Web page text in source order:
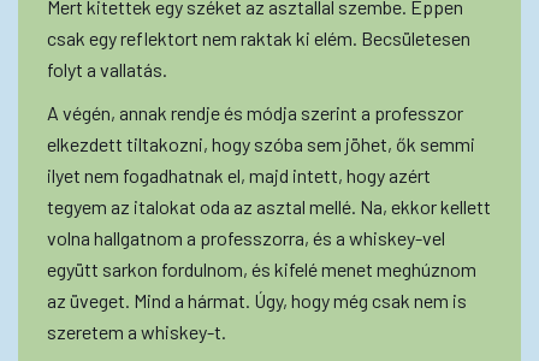
Mert kitettek egy széket az asztallal szembe. Éppen
csak egy reflektort nem raktak ki elém. Becsületesen
folyt a vallatás.
A végén, annak rendje és módja szerint a professzor
elkezdett tiltakozni, hogy szóba sem jöhet, ők semmi
ilyet nem fogadhatnak el, majd intett, hogy azért
tegyem az italokat oda az asztal mellé. Na, ekkor kellett
volna hallgatnom a professzorra, és a whiskey-vel
együtt sarkon fordulnom, és kifelé menet meghúznom
az üveget. Mind a hármat. Úgy, hogy még csak nem is
szeretem a whiskey-t.